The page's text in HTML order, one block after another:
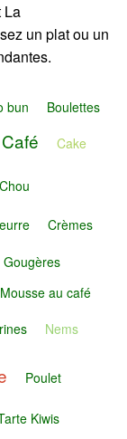
La
un plat ou un
bun Boulettes
Café Cake
Chou
Crèmes
Gougères
Mousse au café
Nems
Poulet
Kiwis